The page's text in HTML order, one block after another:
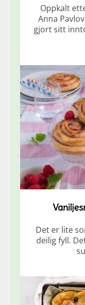
Oppkalt
Anna
gjort sitt
Det er lite
deilig fyll.